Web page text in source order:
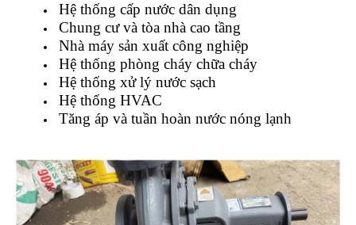
Hệ thống cấp nước dân dụng
Chung cư và tòa nhà cao tầng
Nhà máy sản xuất công nghiệp
Hệ thống phòng cháy chữa cháy
Hệ thống xử lý nước sạch
Hệ thống HVAC
Tăng áp và tuần hoàn nước nóng lạnh